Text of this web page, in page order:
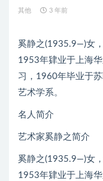
其他 3 年前
奚静之(1935.9—)女
1953年肄业于上海
习，1960年毕业于
艺术学系。
名人简介
艺术家奚静之简介
奚静之(1935.9—)女
1953年肄业于上海